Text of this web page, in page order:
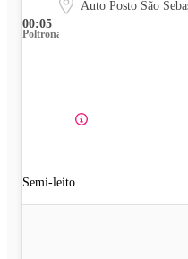
00:05
Auto Posto São
Poltrona
Semi-leito